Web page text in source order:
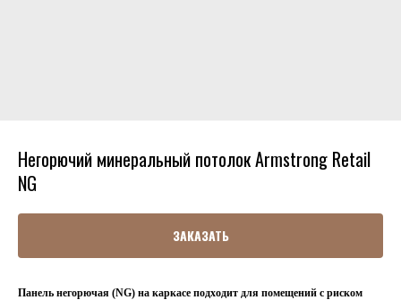
Негорючий минеральный потолок Armstrong Retail
NG
ЗАКАЗАТЬ
Панель негорючая (NG) на каркасе подходит для помещений с риском